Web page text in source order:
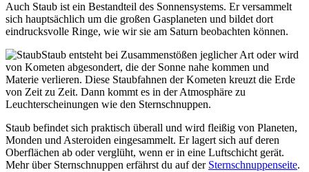
Auch Staub ist ein Bestandteil des Sonnensystems. Er versammelt
sich hauptsächlich um die großen Gasplaneten und bildet dort
eindrucksvolle Ringe, wie wir sie am Saturn beobachten können.
Staub entsteht bei Zusammenstößen jeglicher Art oder wird
von Kometen abgesondert, die der Sonne nahe kommen und
Materie verlieren. Diese Staubfahnen der Kometen kreuzt die Erde
von Zeit zu Zeit. Dann kommt es in der Atmosphäre zu
Leuchterscheinungen wie den Sternschnuppen.
Staub befindet sich praktisch überall und wird fleißig von Planeten,
Monden und Asteroiden eingesammelt. Er lagert sich auf deren
Oberflächen ab oder verglüht, wenn er in eine Luftschicht gerät.
Mehr über Sternschnuppen erfährst du auf der Sternschnuppenseite.